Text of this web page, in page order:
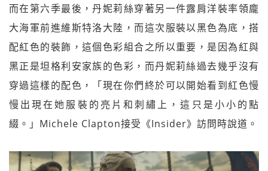
而在第六季最後，丹妮莉絲穿著另一件露肩洋裝率領龐
大海軍前進維斯特洛大陸，而這次服裝以黑色為底，搭
配紅色的裝飾，這個色彩組合之所以重要，是因為紅與
黑正是坦格利安家族的色彩，而丹妮莉絲過去幾乎沒有
穿過這樣的配色，「現在你們終於可以開始看到紅色慢
慢出現在她服裝的亮片和刺繡上，這只是小小的點
綴。」Michele Clapton接受《Insider》訪問時說道。